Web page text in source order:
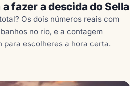
fazer a descida do Sella
Os dois números reais com
no rio, e a contagem
para escolheres a hora certa.